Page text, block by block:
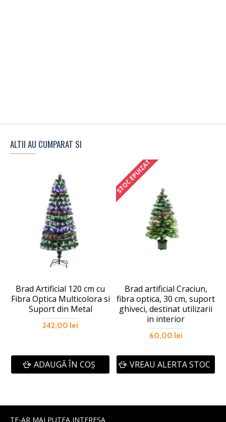
ALTII AU CUMPARAT SI
Brad Artificial 120 cm cu
Fibra Optica Multicolora si
Suport din Metal
242,00 lei
ADAUGĂ ÎN COŞ
STOC EPUIZAT
Brad artificial Craciun,
fibra optica, 30 cm, suport
ghiveci, destinat utilizarii
in interior
60,00 lei
VREAU ALERTA STOC
TE-AR MAI PUTEA INTERESA